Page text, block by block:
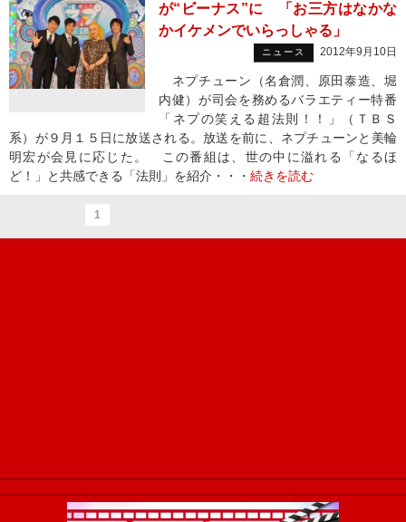
が“ビーナス”に 「お三方はなかな
かイケメンでいらっしゃる」
ニュース 2012年9月10日
ネプチューン（名倉潤、原田泰造、堀
内健）が司会を務めるバラエティー特番
「ネプの笑える超法則！！」（ＴＢＳ
系）が９月１５日に放送される。放送を前に、ネプチューンと美輪
明宏が会見に応じた。 この番組は、世の中に溢れる「なるほ
ど！」と共感できる「法則」を紹介・・・ 続きを読む
1